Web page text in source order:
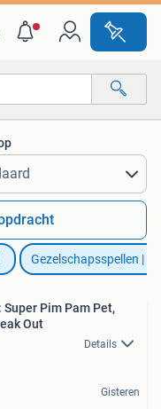
Gezelschapsspellen |
Pim Pam Pet,
Out
Details
Gisteren